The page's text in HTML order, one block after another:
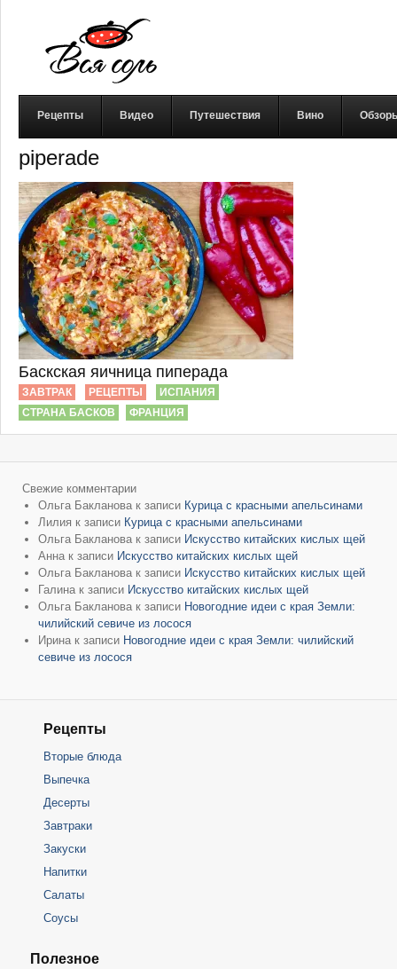
Рецепты Видео Путешествия Вино
piperade
Баскская яичница пиперада
ЗАВТРАК РЕЦЕПТЫ
ИСПАНИЯ
СТРАНА БАСКОВ
ФРАНЦИЯ
Свежие комментарии
Ольга Бакланова к записи Курица с красными апельсинами
Лилия к записи Курица с красными апельсинами
Ольга Бакланова к записи Искусство китайских кислых щей
Анна к записи Искусство китайских кислых щей
Ольга Бакланова к записи Искусство китайских кислых щей
Галина к записи Искусство китайских кислых щей
Ольга Бакланова к записи Новогодние идеи с края Земли:
чилийский севиче из лосося
Ирина к записи Новогодние идеи с края Земли: чилийский
севиче из лосося
Рецепты
Вторые блюда
Выпечка
Десерты
Завтраки
Закуски
Напитки
Салаты
Соусы
Полезное